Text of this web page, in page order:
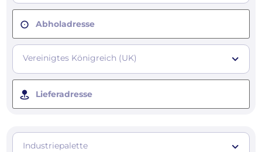
Abholadresse
Vereinigtes Königreich (UK)
Lieferadresse
Industriepalette